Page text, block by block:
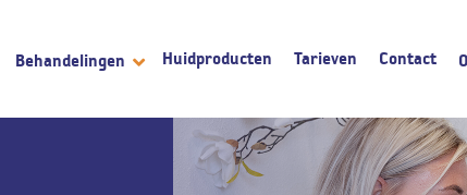
Behandelingen Huidproducten Tarieven Contact